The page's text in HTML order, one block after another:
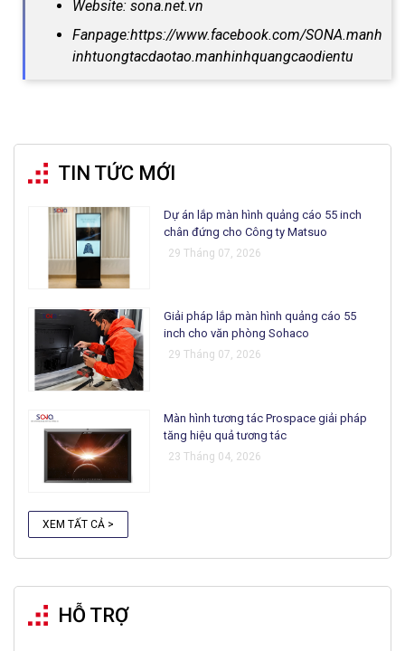
Website: sona.net.vn
Fanpage:https://www.facebook.com/SONA.manh
inhtuongtacdaotao.manhinhquangcaodientu
TIN TỨC MỚI
Dự án lắp màn hình quảng cáo 55 inch
chân đứng cho Công ty Matsuo
29 Tháng 07, 2026
Giải pháp lắp màn hình quảng cáo 55
inch cho văn phòng Sohaco
29 Tháng 07, 2026
Màn hình tương tác Prospace giải pháp
tăng hiệu quả tương tác
23 Tháng 04, 2026
XEM TẤT CẢ >
HỖ TRỢ